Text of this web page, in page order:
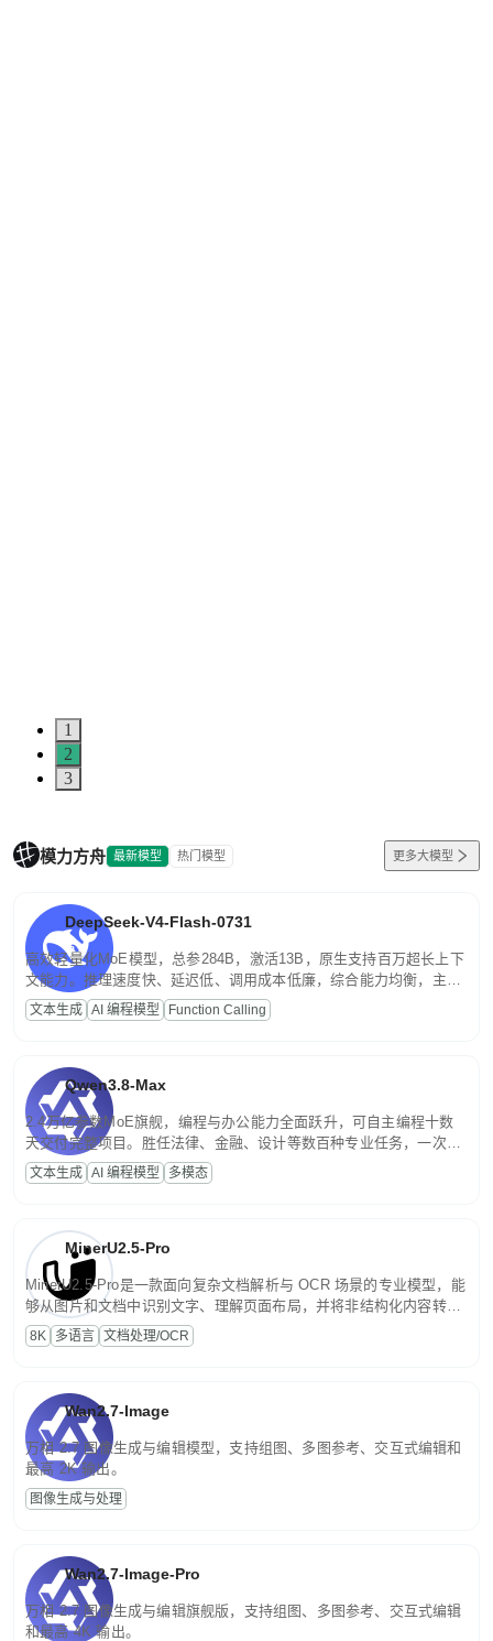
1
2
3
模力方舟 最新模型 热门模型 更多大模型
DeepSeek-V4-Flash-0731
高效轻量化MoE模型，总参284B，激活13B，原生支持百万超长上下
文能力。推理速度快、延迟低、调用成本低廉，综合能力均衡，主打
高并发、轻量化任务，适合日常对话、内容创作、基础 RAG、批量
文案处理等普惠刚需场景。
文本生成 AI 编程模型 Function Calling
Qwen3.8-Max
2.4万亿参数MoE旗舰，编程与办公能力全面跃升，可自主编程十数
天交付完整项目。胜任法律、金融、设计等数百种专业任务，一次对
话端到端交付生产级成果。原生视觉理解贯穿规划、执行与验证全流
程，支持超长文档与长视频的深度语义解析。长程任务中自主规划与
文本生成 AI 编程模型 多模态
MinerU2.5-Pro
MinerU2.5-Pro是一款面向复杂文档解析与 OCR 场景的专业模型，能
够从图片和文档中识别文字、理解页面布局，并将非结构化内容转换
为便于存储、检索和二次处理的结构化结果。
8K 多语言 文档处理/OCR
Wan2.7-Image
万相 2.7 图像生成与编辑模型，支持组图、多图参考、交互式编辑和
最高 2K 输出。
图像生成与处理
Wan2.7-Image-Pro
万相 2.7 图像生成与编辑旗舰版，支持组图、多图参考、交互式编辑
和最高 4K 输出。